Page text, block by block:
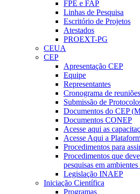
FPE e FAP
Linhas de Pesquisa
Escritório de Projetos
Atestados
PROEXT-PG
CEUA
CEP
Apresentação CEP
Equipe
Representantes
Cronograma de reuniões
Submissão de
Documentos do CEP
Documentos CONEP
Acesse aqui as
Acesse Aqui a
Procedimentos para
Procedimentos que
pesquisas em
Legislação INAEP
Iniciação Científica
Programas